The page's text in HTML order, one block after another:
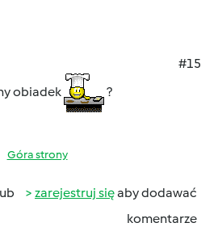
#15
obiadek
?
Góra strony
zarejestruj sięaby dodawać
komentarze